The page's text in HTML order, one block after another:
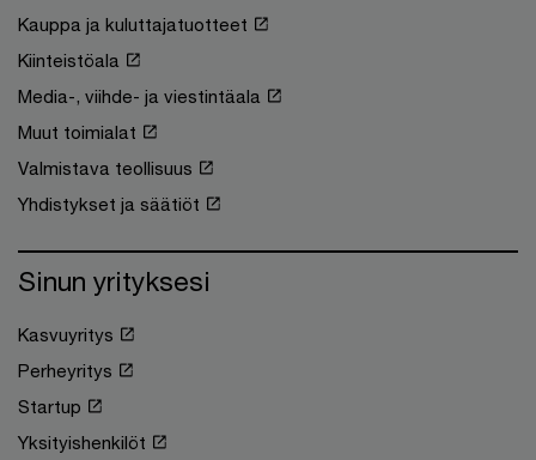
Kauppa ja kuluttajatuotteet
Kiinteistöala
Media-, viihde- ja viestintäala
Muut toimialat
Valmistava teollisuus
Yhdistykset ja säätiöt
Sinun yrityksesi
Kasvuyritys
Perheyritys
Startup
Yksityishenkilöt